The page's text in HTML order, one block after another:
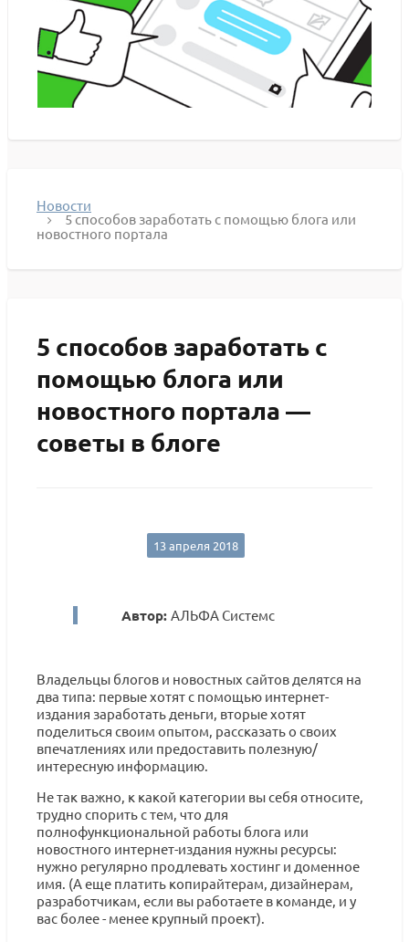
Новости
5 способов заработать с помощью блога или
новостного портала
5 способов заработать с
помощью блога или
новостного портала —
советы в блоге
13 апреля 2018
Автор: АЛЬФА Системс
Владельцы блогов и новостных сайтов делятся на
два типа: первые хотят с помощью интернет-
издания заработать деньги, вторые хотят
поделиться своим опытом, рассказать о своих
впечатлениях или предоставить полезную/
интересную информацию.
Не так важно, к какой категории вы себя относите,
трудно спорить с тем, что для
полнофункциональной работы блога или
новостного интернет-издания нужны ресурсы:
нужно регулярно продлевать хостинг и доменное
имя. (А еще платить копирайтерам, дизайнерам,
разработчикам, если вы работаете в команде, и у
вас более - менее крупный проект).